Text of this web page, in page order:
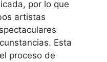
por lo que
artistas
Esta
proceso de